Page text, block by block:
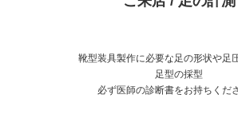
靴型装具製作に必要な足の形状や足
足型の採型
必ず医師の診断書をお持ちくだ